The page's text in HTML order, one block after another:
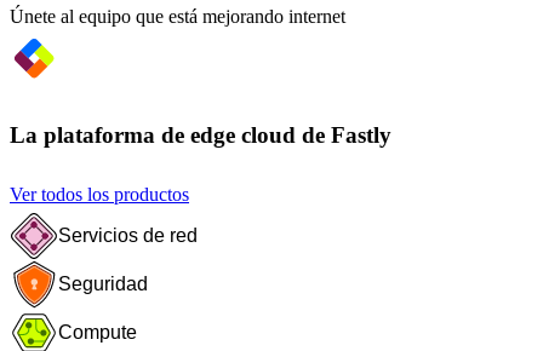
Únete al equipo que está mejorando internet
La plataforma de edge cloud de Fastly
Ver todos los productos
Servicios de red
Seguridad
Compute